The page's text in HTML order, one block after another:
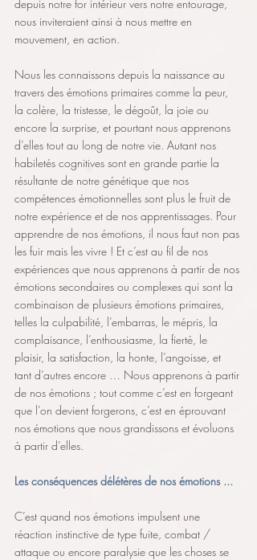
depuis notre for intérieur vers notre entourage,
nous inviteraient ainsi à nous mettre en
mouvement, en action.
Nous les connaissons depuis la naissance au
travers des émotions primaires comme la peur,
la colère, la tristesse, le dégoût, la joie ou
encore la surprise, et pourtant nous apprenons
d’elles tout au long de notre vie. Autant nos
habiletés cognitives sont en grande partie la
résultante de notre génétique que nos
compétences émotionnelles sont plus le fruit de
notre expérience et de nos apprentissages. Pour
apprendre de nos émotions, il nous faut non pas
les fuir mais les vivre ! Et c’est au fil de nos
expériences que nous apprenons à partir de nos
émotions secondaires ou complexes qui sont la
combinaison de plusieurs émotions primaires,
telles la culpabilité, l’embarras, le mépris, la
complaisance, l’enthousiasme, la fierté, le
plaisir, la satisfaction, la honte, l’angoisse, et
tant d’autres encore … Nous apprenons à partir
de nos émotions ; tout comme c’est en forgeant
que l’on devient forgerons, c’est en éprouvant
nos émotions que nous grandissons et évoluons
à partir d’elles.
Les conséquences délétères de nos émotions ...
C’est quand nos émotions impulsent une
réaction instinctive de type fuite, combat /
attaque ou encore paralysie que les choses se